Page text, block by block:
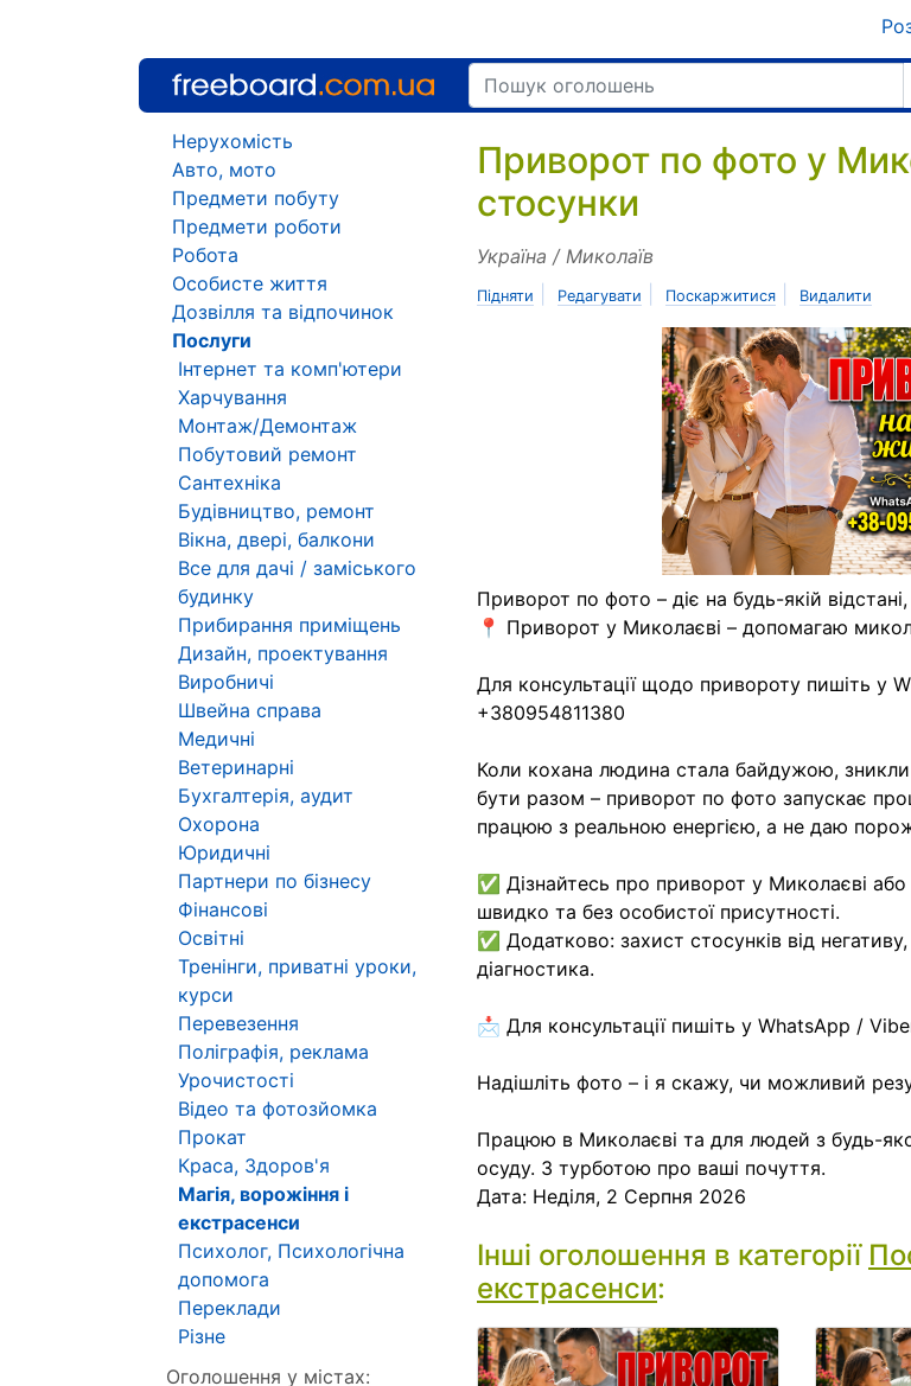
Приворот по фото у
стосунки
Україна / Миколаїв
Підняти Редагувати Поскаржитися Видалити
Приворот по фото – діє на будь-якій відстані,
📍 Приворот у Миколаєві – допомагаю
Для консультації щодо привороту пишіть у
+380954811380
Коли кохана людина стала байдужою, зникли
бути разом – приворот по фото запускає
працюю з реальною енергією, а не даю
✅ Дізнайтесь про приворот у Миколаєві
швидко та без особистої присутності.
✅ Додатково: захист стосунків від
діагностика.
📩 Для консультації пишіть у WhatsApp /
Надішліть фото – і я скажу, чи можливий
Працюю в Миколаєві та для людей з будь-
осуду. З турботою про ваші почуття.
Дата: Неділя, 2 Серпня 2026
Інші оголошення в категорії
екстрасенси:
Нерухомість
Авто, мото
Предмети побуту
Предмети роботи
Робота
Особисте життя
Дозвілля та відпочинок
Послуги
Інтернет та комп'ютери
Харчування
Монтаж/Демонтаж
Побутовий ремонт
Сантехніка
Будівництво, ремонт
Вікна, двері, балкони
Все для дачі / заміського
будинку
Прибирання приміщень
Дизайн, проектування
Виробничі
Швейна справа
Медичні
Ветеринарні
Бухгалтерія, аудит
Охорона
Юридичні
Партнери по бізнесу
Фінансові
Освітні
Тренінги, приватні уроки,
курси
Перевезення
Поліграфія, реклама
Урочистості
Відео та фотозйомка
Прокат
Краса, Здоров'я
Магія, ворожіння і
екстрасенси
Психолог, Психологічна
допомога
Переклади
Різне
Оголошення у містах: